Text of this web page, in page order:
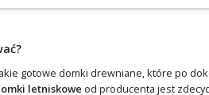
gotowe domki drewniane, które po
letniskowe od producenta jest